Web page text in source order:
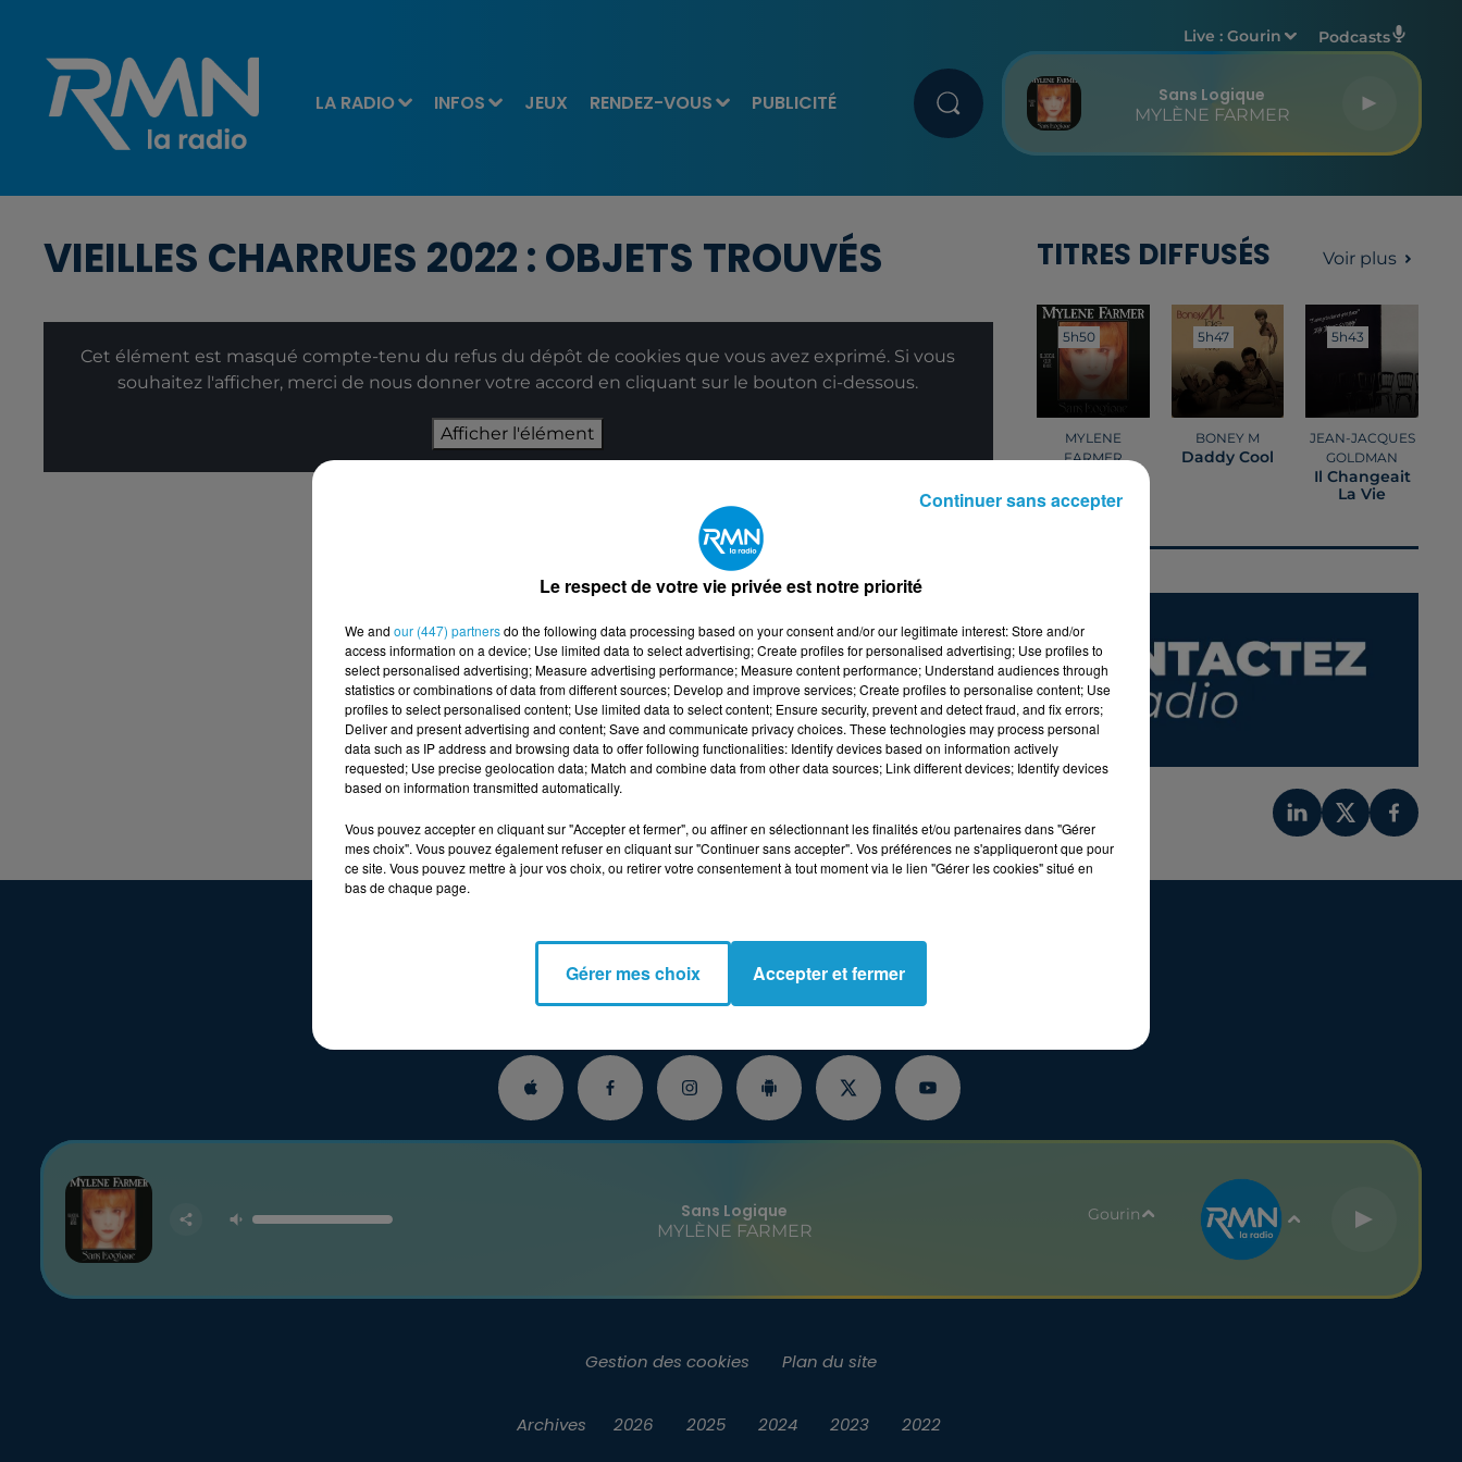
LA RADIO INFOS JEUX RENDEZ-VOUS PUBLICITÉ
Live :Gourin Podcasts
Sans Logique
MYLÈNE FARMER
VIEILLES CHARRUES 2022 : OBJETS TROUVÉS
Cet élément est masqué compte-tenu du refus du dépôt de cookies que vous avez exprimé. Si vous
souhaitez l'afficher, merci de nous donner votre accord en cliquant sur le bouton ci-dessous.
Afficher l'élément
TITRES DIFFUSÉS Voir plus
5h50
5h50
MYLENE
FARMER
Sans Logique
5h47
5h47
BONEY M
Daddy Cool
5h43
5h43
JEAN-JACQUES
GOLDMAN
Il Changeait
La Vie
Sans Logique
MYLÈNE FARMER
Gourin
Gestion des cookies Plan du site
Archives 2026 2025 2024 2023 2022
Le respect de votre vie privée est notre priorité
We and our (447) partnersdo the following data processing based on your consent and/or our legitimate interest: Store and/or
access information on a device; Use limited data to select advertising; Create profiles for personalised advertising; Use profiles to
select personalised advertising; Measure advertising performance; Measure content performance; Understand audiences through
statistics or combinations of data from different sources; Develop and improve services; Create profiles to personalise content; Use
profiles to select personalised content; Use limited data to select content; Ensure security, prevent and detect fraud, and fix errors;
Deliver and present advertising and content; Save and communicate privacy choices. These technologies may process personal
data such as IP address and browsing data to offer following functionalities: Identify devices based on information actively
requested; Use precise geolocation data; Match and combine data from other data sources; Link different devices; Identify devices
based on information transmitted automatically.
Vous pouvez accepter en cliquant sur "Accepter et fermer", ou affiner en sélectionnant les finalités et/ou partenaires dans "Gérer
mes choix". Vous pouvez également refuser en cliquant sur "Continuer sans accepter". Vos préférences ne s'appliqueront que pour
ce site. Vous pouvez mettre à jour vos choix, ou retirer votre consentement à tout moment via le lien "Gérer les cookies" situé en
bas de chaque page.
Gérer mes choix Accepter et fermer
Continuer sans accepter